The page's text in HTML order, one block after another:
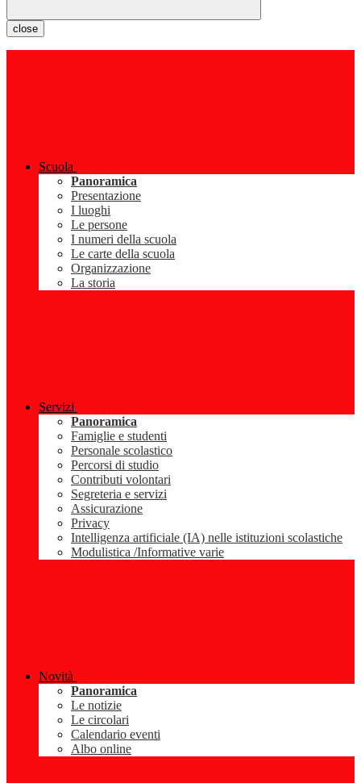
close
Scuola
Panoramica
Presentazione
I luoghi
Le persone
I numeri della scuola
Le carte della scuola
Organizzazione
La storia
Servizi
Panoramica
Famiglie e studenti
Personale scolastico
Percorsi di studio
Contributi volontari
Segreteria e servizi
Assicurazione
Privacy
Intelligenza artificiale (IA) nelle istituzioni scolastiche
Modulistica /Informative varie
Novità
Panoramica
Le notizie
Le circolari
Calendario eventi
Albo online